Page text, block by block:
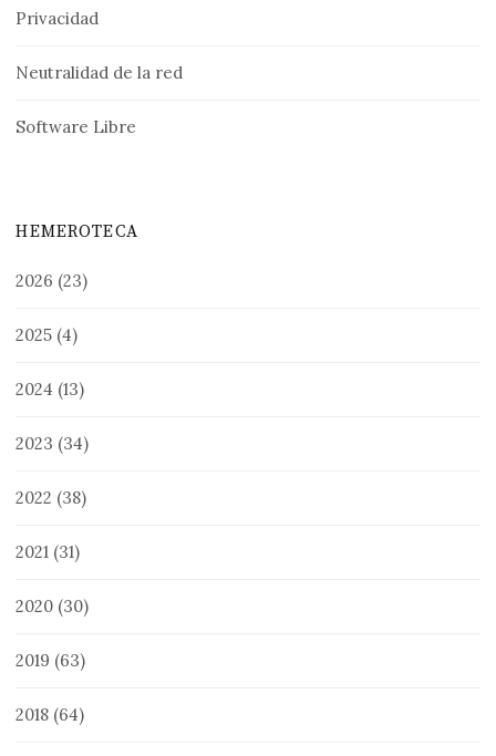
Privacidad
Neutralidad de la red
Software Libre
HEMEROTECA
2026 (23)
2025 (4)
2024 (13)
2023 (34)
2022 (38)
2021 (31)
2020 (30)
2019 (63)
2018 (64)